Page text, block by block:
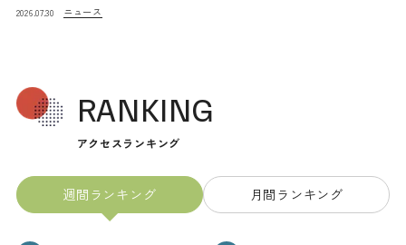
2026.07.30 ニュース
RANKING
アクセスランキング
週間ランキング 月間ランキング